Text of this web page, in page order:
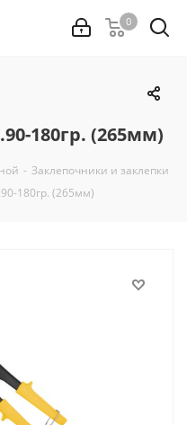
0
180гр. (265мм)
- Заклепочники и заклепки
180гр. (265мм)